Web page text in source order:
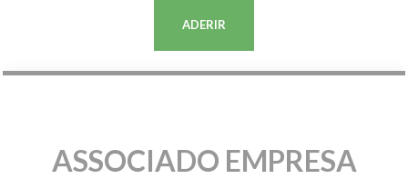
ADERIR
ASSOCIADO EMPRESA